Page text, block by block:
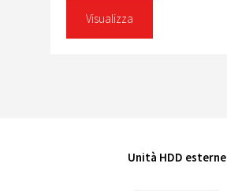
Visualizza
Unità HDD esterne